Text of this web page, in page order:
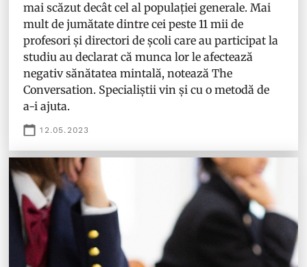
mai scăzut decât cel al populației generale. Mai
mult de jumătate dintre cei peste 11 mii de
profesori și directori de școli care au participat la
studiu au declarat că munca lor le afectează
negativ sănătatea mintală, notează The
Conversation. Specialiștii vin și cu o metodă de
a-i ajuta.
12.05.2023